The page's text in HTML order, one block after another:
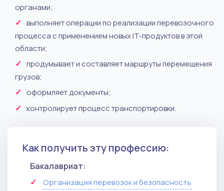
органами;
выполняет операции по реализации перевозочного
процесса с применением новых IT-продуктов в этой
области;
продумывает и составляет маршруты перемещения
грузов;
оформляет документы;
контролирует процесс транспортировки.
Как получить эту профессию:
Бакалавриат:
Организация перевозок и безопасность